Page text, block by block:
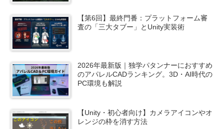
【第6回】最終門番：プラットフォーム審
査の「三大タブー」とUnity実装術
2026年最新版｜独学パタンナーにおすすめ
のアパレルCADランキング。3D・AI時代の
PC環境も解説
【Unity・初心者向け】カメラアイコンやオ
レンジの枠を消す方法